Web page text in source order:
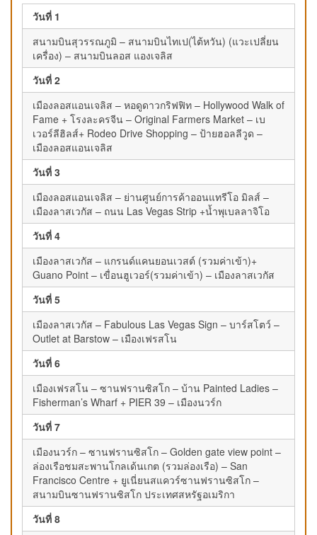
วันที่ 1
สนามบินสุวรรณภูมิ – สนามบินไทเป(ไต้หวัน) (แวะเปลี่ยน
เครื่อง) – สนามบินลอส แองเจลิส
วันที่ 2
เมืองลอสแอนเจลิส – หอดูดาวกริฟฟิท – Hollywood Walk of
Fame + โรงละครจีน – Original Farmers Market – เบ
เวอร์ลีฮิลส์+ Rodeo Drive Shopping – ป้ายฮอลลีวูด –
เมืองลอสแอนเจลิส
วันที่ 3
เมืองลอสแอนเจลิส – ย่านศูนย์การค้าออนแทรีโอ มิลส์ –
เมืองลาสเวกัส – ถนน Las Vegas Strip +น้ำพุเบลลาจิโอ
วันที่ 4
เมืองลาสเวกัส – แกรนด์แคนยอนเวสต์ (รวมค่าเข้า)+
Guano Point – เขื่อนฮูเวอร์(รวมค่าเข้า) – เมืองลาสเวกัส
วันที่ 5
เมืองลาสเวกัส – Fabulous Las Vegas Sign – บาร์สโตว์ –
Outlet at Barstow – เมืองเฟรสโน
วันที่ 6
เมืองเฟรสโน – ซานฟรานซิสโก – บ้าน Painted Ladies –
Fisherman’s Wharf + PIER 39 – เมืองนวร์ก
วันที่ 7
เมืองนวร์ก – ซานฟรานซิสโก – Golden gate view point –
ล่องเรือชมสะพานโกลเด้นเกต (รวมล่องเรือ) – San
Francisco Centre + ยูเนี่ยนสแควร์ซานฟรานซิสโก –
สนามบินซานฟรานซิสโก ประเทศสหรัฐอเมริกา
วันที่ 8